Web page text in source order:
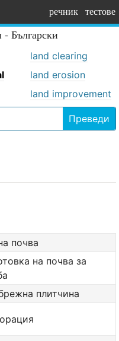
речник тестове
Български
land clearing
land erosion
land improvement
Преведи
почва
на почва за
плитчина